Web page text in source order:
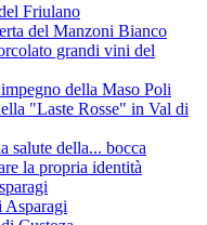
Friulano
del Manzoni Bianco
grandi vini del
della Maso Poli
"Laste Rosse" in Val di
salute della... bocca
la propria identità
Asparagi